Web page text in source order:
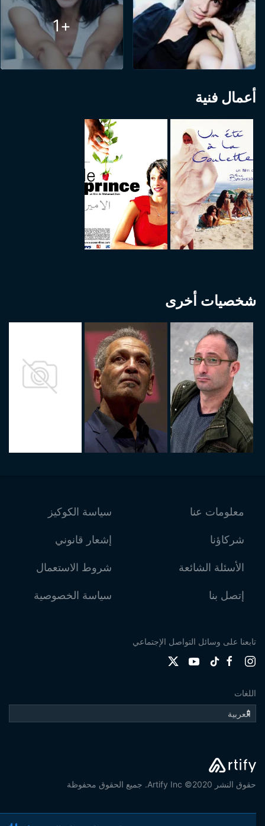
+1
أعمال فنية
شخصيات أخرى
معلومات عنا
شركاؤنا
الأسئلة الشائعة
إتصل بنا
سياسة الكوكيز
إشعار قانوني
شروط الاستعمال
سياسة الخصوصية
تابعنا على وسائل التواصل الإجتماعي
اللغات
حقوق النشر 2020© Artify Inc. جميع الحقوق محفوظة